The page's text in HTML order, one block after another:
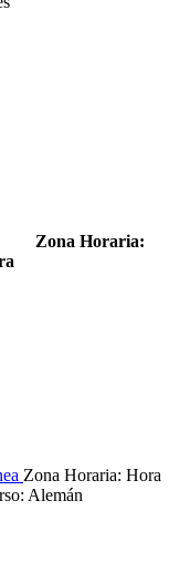
Zona Horaria:
Zona Horaria: Hora
Alemán